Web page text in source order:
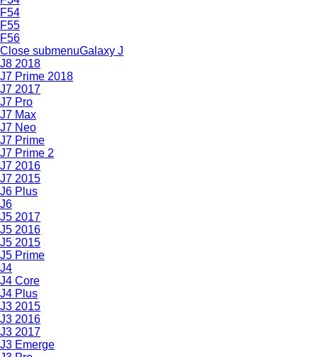
F54
F55
F56
Close submenuGalaxy J
J8 2018
J7 Prime 2018
J7 2017
J7 Pro
J7 Max
J7 Neo
J7 Prime
J7 Prime 2
J7 2016
J7 2015
J6 Plus
J6
J5 2017
J5 2016
J5 2015
J5 Prime
J4
J4 Core
J4 Plus
J3 2015
J3 2016
J3 2017
J3 Emerge